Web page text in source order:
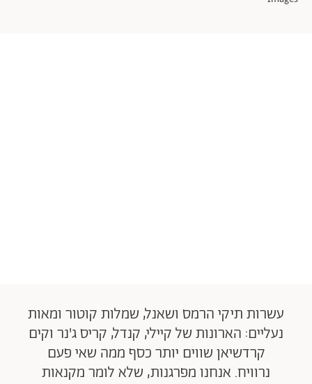
עשרות תיקי הרמס ושאנל, שמלות קוטור ומאות
נעליים: הארונות של קיילי, קנדל, קריס ג'נר וקים
קרדשיאן שווים יותר כסף ממה שאי פעם
נרוויח. אנחנו מפרגנות, שלא לומר מקנאות